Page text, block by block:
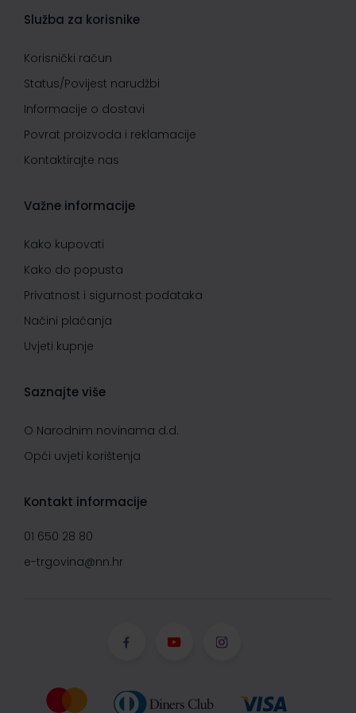
Služba za korisnike
Korisnički račun
Status/Povijest narudžbi
Informacije o dostavi
Povrat proizvoda i reklamacije
Kontaktirajte nas
Važne informacije
Kako kupovati
Kako do popusta
Privatnost i sigurnost podataka
Načini plaćanja
Uvjeti kupnje
Saznajte više
O Narodnim novinama d.d.
Opći uvjeti korištenja
Kontakt informacije
01 650 28 80
e-trgovina@nn.hr